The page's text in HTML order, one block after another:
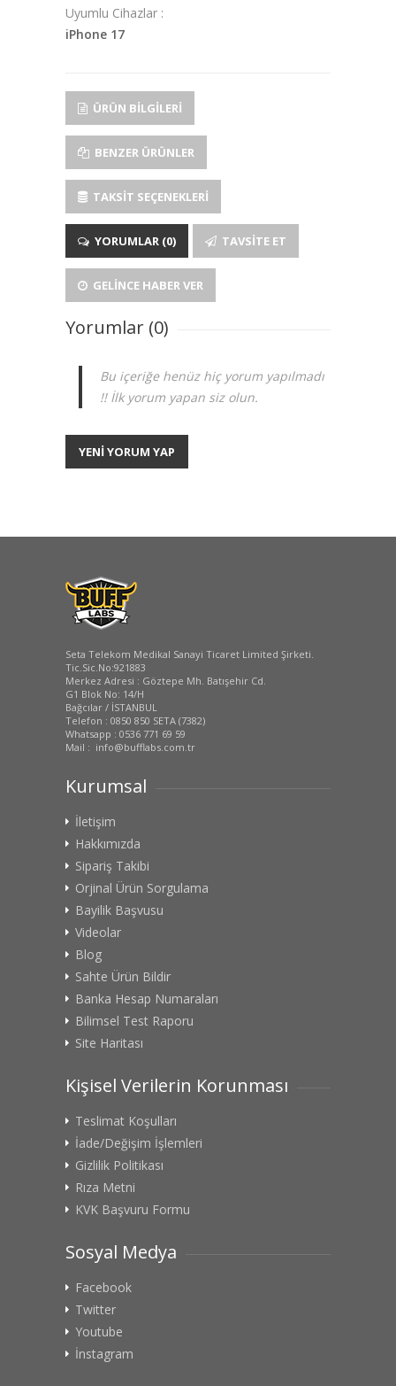
Uyumlu Cihazlar :
iPhone 17
ÜRÜN BILGILERI
BENZER ÜRÜNLER
TAKSIT SEÇENEKLERI
YORUMLAR (0) TAVSITE ET
GELINCE HABER VER
Yorumlar (0)
Bu içeriğe henüz hiç yorum yapılmadı
!! İlk yorum yapan siz olun.
YENİ YORUM YAP
Seta Telekom Medikal Sanayi Ticaret Limited Şirketi.
Tic.Sic.No:921883
Merkez Adresi : Göztepe Mh. Batışehir Cd.
G1 Blok No: 14/H
Bağcılar / İSTANBUL
Telefon : 0850 850 SETA (7382)
Whatsapp : 0536 771 69 59
Mail : info@bufflabs.com.tr
Kurumsal
İletişim
Hakkımızda
Sipariş Takibi
Orjinal Ürün Sorgulama
Bayilik Başvusu
Videolar
Blog
Sahte Ürün Bildir
Banka Hesap Numaraları
Bilimsel Test Raporu
Site Haritası
Kişisel Verilerin Korunması
Teslimat Koşulları
İade/Değişim İşlemleri
Gizlilik Politikası
Rıza Metni
KVK Başvuru Formu
Sosyal Medya
Facebook
Twitter
Youtube
İnstagram